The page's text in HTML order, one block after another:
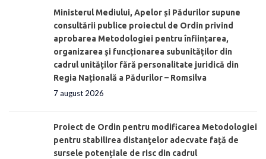
Ministerul Mediului, Apelor și Pădurilor supune
consultării publice proiectul de Ordin privind
aprobarea Metodologiei pentru înființarea,
organizarea și funcționarea subunităților din
cadrul unităților fără personalitate juridică din
Regia Națională a Pădurilor – Romsilva
7 august 2026
Proiect de Ordin pentru modificarea Metodologiei
pentru stabilirea distanţelor adecvate față de
sursele potențiale de risc din cadrul